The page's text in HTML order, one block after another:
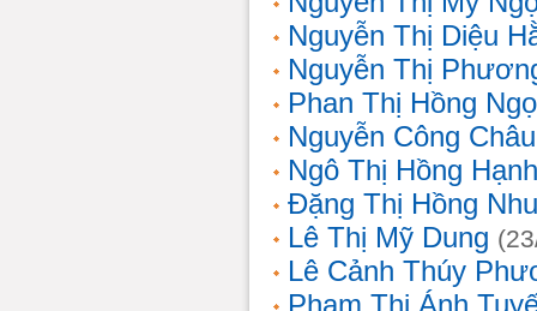
Nguyễn Thị Diệu
Nguyễn Thị
Phan Thị Hồng
Nguyễn Công Châu
Ngô Thị Hồng Hạnh
Đặng Thị Hồng
Lê Thị Mỹ Dung
Lê Cảnh Thúy
Phạm Thị Ánh